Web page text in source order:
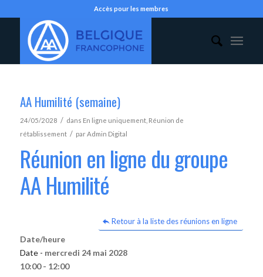
Accès pour les membres
AA Humilité (semaine)
24/05/2028 / dans En ligne uniquement, Réunion de
rétablissement / parAdmin Digital
Réunion en ligne du groupe
AA Humilité
Retour à la liste des réunions en ligne
Date/heure
Date - mercredi 24 mai 2028
10:00 - 12:00